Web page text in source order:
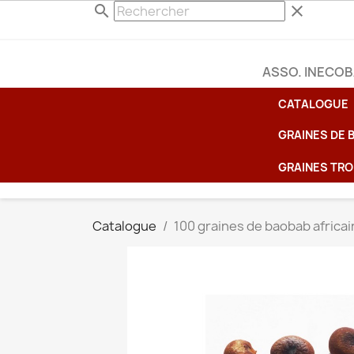
search clear
ASSO.
CATALOGUE
GRAINES DE
GRAINES
Catalogue 100 graines de baobab